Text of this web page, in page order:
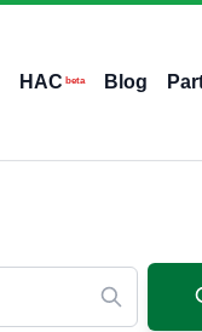
HAC beta Blog